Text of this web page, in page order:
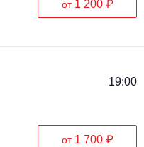
от 1 200 ₽
19:00
от 1 700 ₽